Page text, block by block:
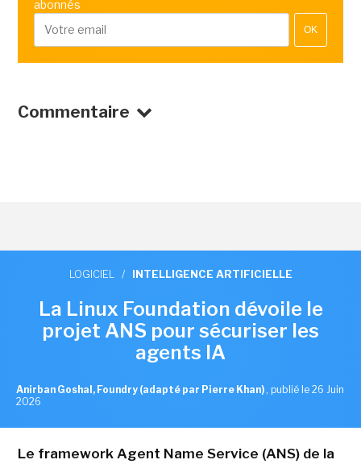
abonnés
OK
Commentaire
LOGICIEL / INTELLIGENCE ARTIFICIELLE
La Linux Foundation dévoile le
projet ANS pour sécuriser les
agents IA
Anirban Goshal, Foundry (adapté par Pierre Khan) , publié le 26 Juin
2026
Le framework Agent Name Service (ANS) de la